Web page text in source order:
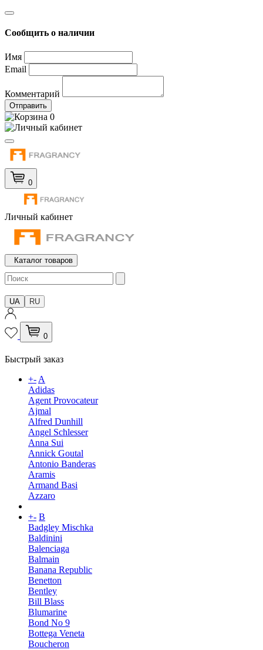
Сообщить о наличии
Имя
Email
Комментарий
Отправить
0
0
Личный кабинет
Каталог товаров
UA RU
0
Быстрый заказ
+-A
Adidas
Agent Provocateur
Ajmal
Alfred Dunhill
Angel Schlesser
Anna Sui
Annick Goutal
Antonio Banderas
Aramis
Armand Basi
Azzaro
+- B
Badgley Mischka
Baldinini
Balenciaga
Balmain
Banana Republic
Benetton
Bentley
Bill Blass
Blumarine
Bond No 9
Bottega Veneta
Boucheron